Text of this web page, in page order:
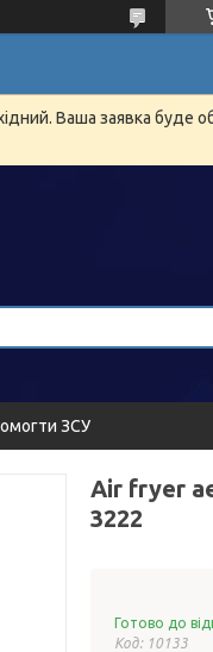
Ваша заявка буде
ЗСУ
Air fryer
3222
Готово до
Код: 10133